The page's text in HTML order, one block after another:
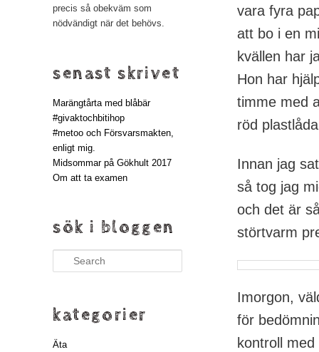
vara fyra
att bo i en
kvällen har
Hon har
timme med
röd
Innan jag
så tog jag
och det är
störtvarm
Imorgon,
för
kontroll
precis så obekväm som
nödvändigt när det behövs.
senast skrivet
Marängtårta med blåbär
#givaktochbitihop
#metoo och Försvarsmakten,
enligt mig.
Midsommar på Gökhult 2017
Om att ta examen
sök i bloggen
Search
kategorier
Äta